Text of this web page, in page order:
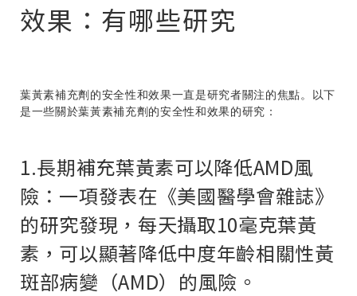
效果：有哪些研究
葉黃素補充劑的安全性和效果一直是研究者關注的焦點。以下
是一些關於葉黃素補充劑的安全性和效果的研究：
1.長期補充葉黃素可以降低AMD風
險：一項發表在《美國醫學會雜誌》
的研究發現，每天攝取10毫克葉黃
素，可以顯著降低中度年齡相關性黃
斑部病變（AMD）的風險。